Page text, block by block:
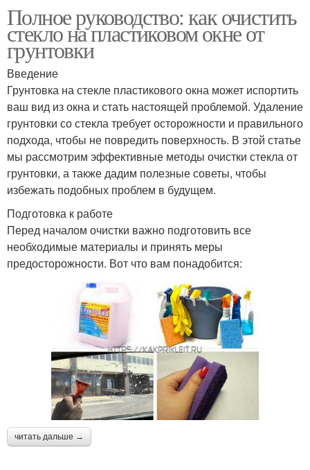
Полное руководство: как очистить
стекло на пластиковом окне от
грунтовки
Введение
Грунтовка на стекле пластикового окна может испортить
ваш вид из окна и стать настоящей проблемой. Удаление
грунтовки со стекла требует осторожности и правильного
подхода, чтобы не повредить поверхность. В этой статье
мы рассмотрим эффективные методы очистки стекла от
грунтовки, а также дадим полезные советы, чтобы
избежать подобных проблем в будущем.
Подготовка к работе
Перед началом очистки важно подготовить все
необходимые материалы и принять меры
предосторожности. Вот что вам понадобится:
читать дальше →